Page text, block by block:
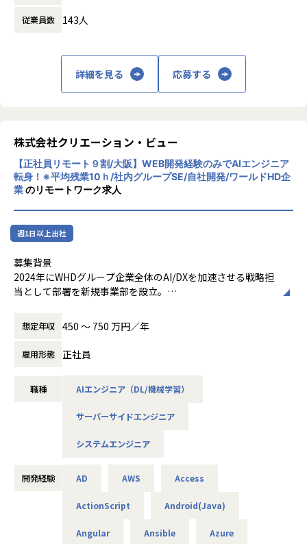
休憩時間： 60分
従業員数 143人
詳細を見る 応募する
株式会社クリエーション・ビュー
【正社員リモート９割/大阪】WEB開発経験のみでAIエンジニア
転身！※平均残業10ｈ/社内グループSE/自社開発/ワールドHD企
業のリモートワーク求人
週1日以上出社
募集背景
2024年にWHDグループ企業全体のAI/DXを加速させる戦略担
当として部署を新規事業部を設立。
える多様なビジネス課題に対し、AIを活用したシステム開発
を通じて事業価値の最大化に貢献しています。また外部クラ
イアントの案件も拡大中です。
現在、当部署は10名超の精鋭でAI/DX事業のシステム開発を
ーズは急速に拡大しており、さらなる事業拡大に向けて増員
AIやDXの知見は問わず、ご興味と意欲のある方にぜひ参画い
・大手企業、グループ会社に向けたAIソリューションの開発
・AWSやPythonを用いたAIアプリケーションの作成
想定年収 450 〜 750 万円／年
雇用形態 正社員
職種 AIエンジニア（DL/機械学習）
サーバーサイドエンジニア
システムエンジニア
開発経験 AD AWS Access
ActionScript Android(Java)
Angular Ansible Azure